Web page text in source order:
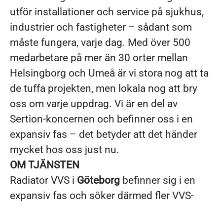
utför installationer och service på sjukhus,
industrier och fastigheter – sådant som
måste fungera, varje dag. Med över 500
medarbetare på mer än 30 orter mellan
Helsingborg och Umeå är vi stora nog att ta
de tuffa projekten, men lokala nog att bry
oss om varje uppdrag. Vi är en del av
Sertion-koncernen och befinner oss i en
expansiv fas – det betyder att det händer
mycket hos oss just nu.
OM TJÄNSTEN
Radiator VVS i Göteborg befinner sig i en
expansiv fas och söker därmed fler VVS-